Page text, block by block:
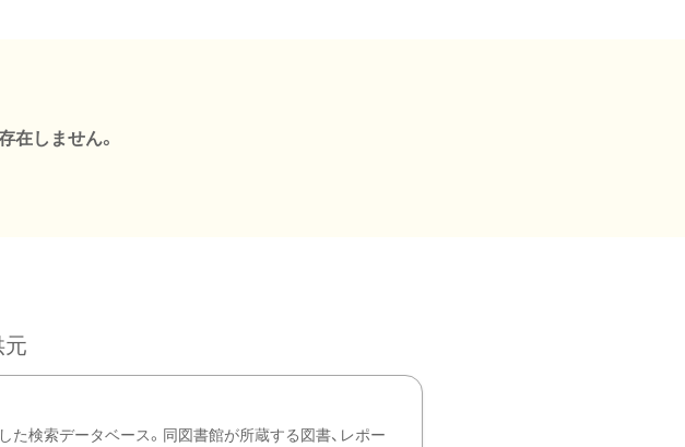
在しません。
検索データベース。同図書館が所蔵する図書、レポー